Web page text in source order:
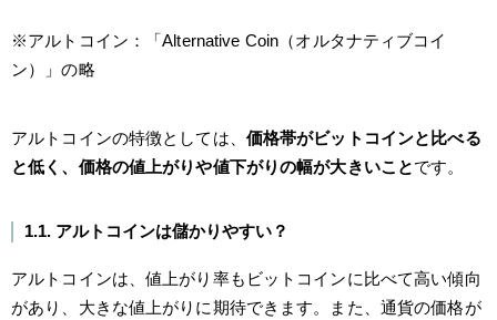
※アルトコイン：「Alternative Coin（オルタナティブコイ
ン）」の略
アルトコインの特徴としては、 価格帯がビットコインと比べる
と低く、価格の値上がりや値下がりの幅が大きいことです。
1.1. アルトコインは儲かりやすい？
アルトコインは、値上がり率もビットコインに比べて高い傾向
があり、大きな値上がりに期待できます。また、通貨の価格が